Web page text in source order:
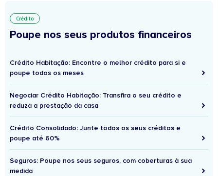
Crédito
Poupe nos seus produtos financeiros
Crédito Habitação: Encontre o melhor crédito para si e
poupe todos os meses
Negociar Crédito Habitação: Transfira o seu crédito e
reduza a prestação da casa
Crédito Consolidado: Junte todos os seus créditos e
poupe até 60%
Seguros: Poupe nos seus seguros, com coberturas à sua
medida